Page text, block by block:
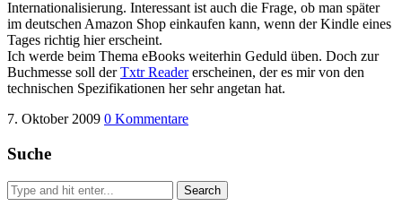
Internationalisierung. Interessant ist auch die Frage, ob man später
im deutschen Amazon Shop einkaufen kann, wenn der Kindle eines
Tages richtig hier erscheint.
Ich werde beim Thema eBooks weiterhin Geduld üben. Doch zur
Buchmesse soll derTxtr Readererscheinen, der es mir von den
technischen Spezifikationen her sehr angetan hat.
7. Oktober 2009 0 Kommentare
Suche